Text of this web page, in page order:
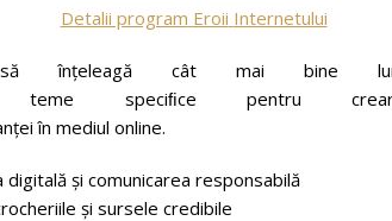
Detalii program Eroii Internetului
înțeleagă cât mai bine
speciﬁce pentru
în mediul online.
și comunicarea responsabilă
și sursele credibile